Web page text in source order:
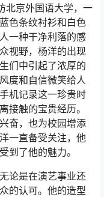
北京外国语大学，一
色条纹衬衫和白色
一种干净利落的感
视野，杨洋的出现
们中引起了浓厚的
度和自信微笑给人
机记录这一珍贵时
接触的宝贵经历。
奋，也为校园增添
一直备受关注，他
到了他的魅力。
论是在演艺事业还
的认可。他的造型